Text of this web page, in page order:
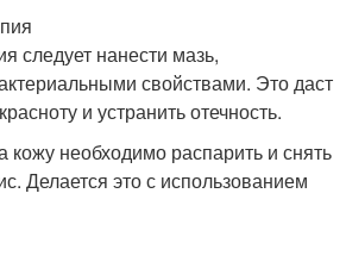
следует нанести мазь,
свойствами. Это даст
и устранить отечность.
кожу необходимо распарить и снять
Делается это с использованием